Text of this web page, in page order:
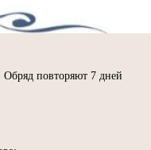
повторяют 7 дней